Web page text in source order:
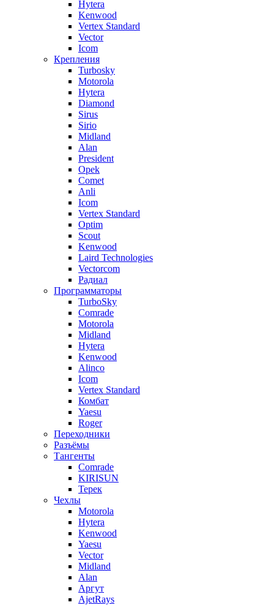
Hytera
Kenwood
Vertex Standard
Vector
Icom
Крепления
Turbosky
Motorola
Hytera
Diamond
Sirus
Sirio
Midland
Alan
President
Opek
Comet
Anli
Icom
Vertex Standard
Optim
Scout
Kenwood
Laird Technologies
Vectorcom
Радиал
Программаторы
TurboSky
Comrade
Motorola
Midland
Hytera
Kenwood
Alinco
Icom
Vertex Standard
Комбат
Yaesu
Roger
Переходники
Разъёмы
Тангенты
Comrade
KIRISUN
Терек
Чехлы
Motorola
Hytera
Kenwood
Yaesu
Vector
Midland
Alan
Аргут
AjetRays